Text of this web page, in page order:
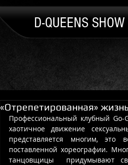
D-QUEENS SHOW
«Отрепетированная»
Профессиональный клубный
хаотичное движение
представляется многим, это
поставленной хореографии.
танцовщицы  придумывают